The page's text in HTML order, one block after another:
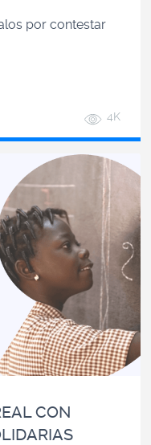
por contestar
4K
CON